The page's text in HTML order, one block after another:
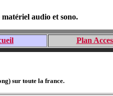
matériel audio et sono.
Plan
sur toute la france.